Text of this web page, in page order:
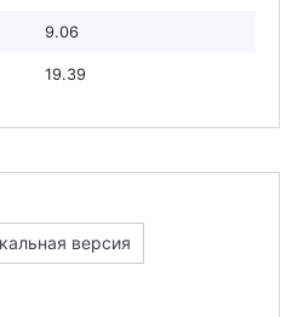
9.06
19.39
версия